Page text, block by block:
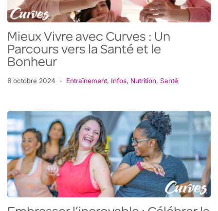
Mieux Vivre avec Curves : Un
Parcours vers la Santé et le
Bonheur
6 octobre 2024 Entraînement, Infos, Nutrition, Santé